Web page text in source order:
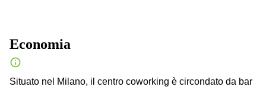
Economia
Situato nel Milano, il centro coworking è circondato da bar